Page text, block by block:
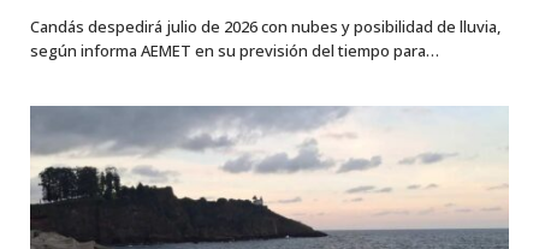
Candás despedirá julio de 2026 con nubes y posibilidad de lluvia,
según informa AEMET en su previsión del tiempo para…